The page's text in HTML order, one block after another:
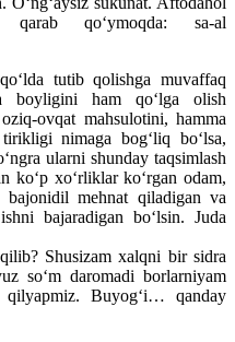
qarab qo‘ymoqda: sa-al
tutib qolishga muvaffaq
boyligini ham qo‘lga olish
ovqat mahsulotini, hamma
nimaga bog‘liq bo‘lsa,
ularni shunday taqsimlash
ko‘p xo‘rliklar ko‘rgan odam,
bajonidil mehnat qiladigan va
bajaradigan bo‘lsin. Juda
Shusizam xalqni bir sidra
so‘m daromadi borlarniyam
qilyapmiz. Buyog‘i… qanday